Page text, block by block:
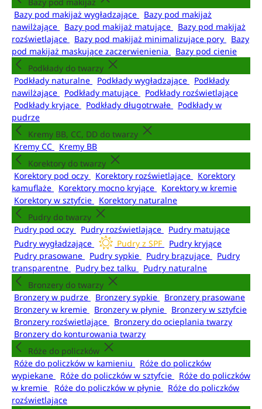
Bazy pod makijaż wygładzające
Bazy pod makijaż
nawilżające
Bazy pod makijaż matujące
Bazy pod makijaż
rozświetlające
Bazy pod makijaż minimalizujące pory
Bazy
pod makijaż maskujące zaczerwienienia
Bazy pod cienie
Podkłady do twarzy
Podkłady naturalne
Podkłady wygładzające
Podkłady
nawilżające
Podkłady matujące
Podkłady rozświetlające
Podkłady kryjące
Podkłady długotrwałe
Podkłady w
pudrze
Kremy BB, CC, DD do twarzy
Kremy CC
Kremy BB
Korektory do twarzy
Korektory pod oczy
Korektory rozświetlające
Korektory
kamuflaże
Korektory mocno kryjące
Korektory w kremie
Korektory w sztyfcie
Korektory naturalne
Pudry do twarzy
Pudry pod oczy
Pudry rozświetlające
Pudry matujące
Pudry wygładzające
Pudry z SPF
Pudry kryjące
Pudry prasowane
Pudry sypkie Pudry brązujące
Pudry
transparentne
Pudry bez talku
Pudry naturalne
Bronzery do twarzy
Bronzery w pudrze
Bronzery sypkie
Bronzery prasowane
Bronzery w kremie
Bronzery w płynie
Bronzery w sztyfcie
Bronzery rozświetlające
Bronzery do ocieplania twarzy
Bronzery do konturowania twarzy
Róże do policzków
Róże do policzków w kamieniu
Róże do policzków
wypiekane
Róże do policzków w sztyfcie
Róże do policzków
w kremie
Róże do policzków w płynie
Róże do policzków
rozświetlające